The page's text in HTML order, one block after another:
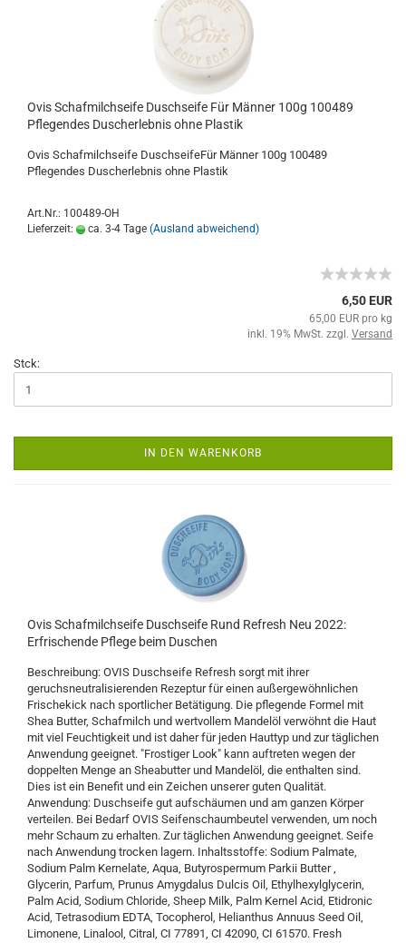
Ovis Schafmilchseife Duschseife Für Männer 100g 100489
Pflegendes Duscherlebnis ohne Plastik
Ovis Schafmilchseife DuschseifeFür Männer 100g 100489
Pflegendes Duscherlebnis ohne Plastik
Art.Nr.: 100489-OH
Lieferzeit:
ca. 3-4 Tage (Ausland abweichend)
6,50 EUR
65,00 EUR pro kg
inkl. 19% MwSt. zzgl. Versand
Stck:
IN DEN WARENKORB
Ovis Schafmilchseife Duschseife Rund Refresh Neu 2022:
Erfrischende Pflege beim Duschen
Beschreibung: OVIS Duschseife Refresh sorgt mit ihrer
geruchsneutralisierenden Rezeptur für einen außergewöhnlichen
Frischekick nach sportlicher Betätigung. Die pflegende Formel mit
Shea Butter, Schafmilch und wertvollem Mandelöl verwöhnt die Haut
mit viel Feuchtigkeit und ist daher für jeden Hauttyp und zur täglichen
Anwendung geeignet. "Frostiger Look" kann auftreten wegen der
doppelten Menge an Sheabutter und Mandelöl, die enthalten sind.
Dies ist ein Benefit und ein Zeichen unserer guten Qualität.
Anwendung: Duschseife gut aufschäumen und am ganzen Körper
verteilen. Bei Bedarf OVIS Seifenschaumbeutel verwenden, um noch
mehr Schaum zu erhalten. Zur täglichen Anwendung geeignet. Seife
nach Anwendung trocken lagern. Inhaltsstoffe: Sodium Palmate,
Sodium Palm Kernelate, Aqua, Butyrospermum Parkii Butter ,
Glycerin, Parfum, Prunus Amygdalus Dulcis Oil, Ethylhexylglycerin,
Palm Acid, Sodium Chloride, Sheep Milk, Palm Kernel Acid, Etidronic
Acid, Tetrasodium EDTA, Tocopherol, Helianthus Annuus Seed Oil,
Limonene, Linalool, Citral, CI 77891, CI 42090, CI 61570. Fresh